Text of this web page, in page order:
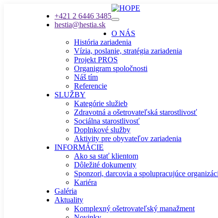
+421 2 6446 3485
hestia@hestia.sk
O NÁS
História zariadenia
Vízia, poslanie, stratégia zariadenia
Projekt PROS
Organigram spoločnosti
Náš tím
Referencie
SLUŽBY
Kategórie služieb
Zdravotná a ošetrovateľská starostlivosť
Sociálna starostlivosť
Doplnkové služby
Aktivity pre obyvateľov zariadenia
INFORMÁCIE
Ako sa stať klientom
Dôležité dokumenty
Sponzori, darcovia a spolupracujúce
Kariéra
Galéria
Aktuality
Komplexný ošetrovateľský manažment